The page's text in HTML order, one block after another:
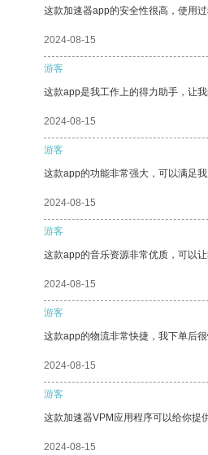
这款加速器app的安全性很高，使用
2024-08-15
游客
这款app是我工作上的得力助手，让
2024-08-15
游客
这款app的功能非常强大，可以满足
2024-08-15
游客
这款app的音乐资源非常优质，可以让
2024-08-15
游客
这款app的物流非常快捷，我下单后很
2024-08-15
游客
这款加速器VPM应用程序可以给你提
2024-08-15